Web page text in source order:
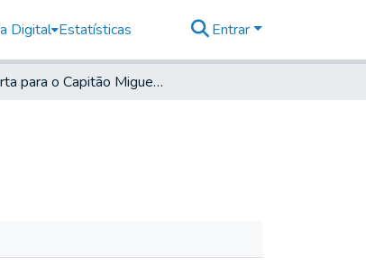
Digital Estatísticas Entrar
Carta para o Capitão Miguel Ribeiro Ribas